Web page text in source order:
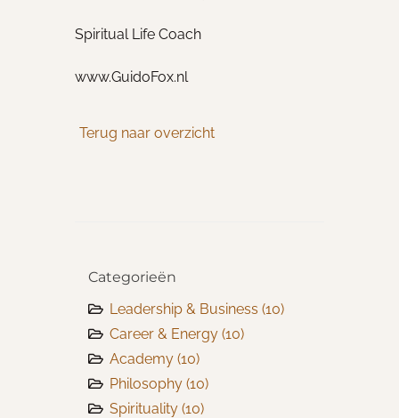
Spiritual Life Coach
www.GuidoFox.nl
Terug naar overzicht
Categorieën
Leadership & Business (10)
Career & Energy (10)
Academy (10)
Philosophy (10)
Spirituality (10)